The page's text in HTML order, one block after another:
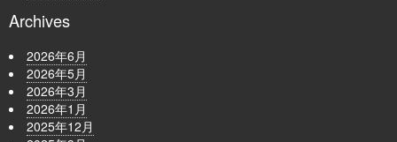
Archives
2026年6月
2026年5月
2026年3月
2026年1月
2025年12月